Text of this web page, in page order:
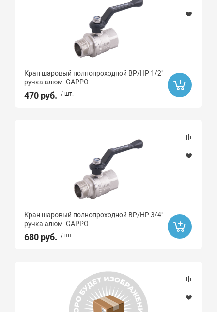
Кран шаровый полнопроходной ВР/НР 1/2"
ручка алюм. GAPPO
470 руб. / шт.
Кран шаровый полнопроходной ВР/НР 3/4"
ручка алюм. GAPPO
680 руб. / шт.